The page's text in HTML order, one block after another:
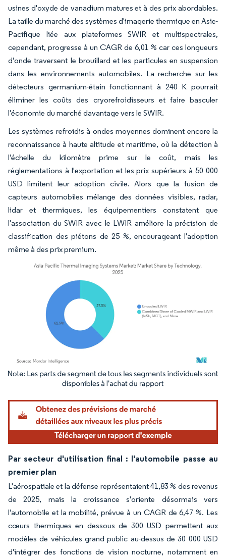
usines d'oxyde de vanadium matures et à des prix abordables.
La taille du marché des systèmes d'imagerie thermique en Asie-
Pacifique liée aux plateformes SWIR et multispectrales,
cependant, progresse à un CAGR de 6,01 % car ces longueurs
d'onde traversent le brouillard et les particules en suspension
dans les environnements automobiles. La recherche sur les
détecteurs germanium-étain fonctionnant à 240 K pourrait
éliminer les coûts des cryorefroidisseurs et faire basculer
l'économie du marché davantage vers le SWIR.
Les systèmes refroidis à ondes moyennes dominent encore la
reconnaissance à haute altitude et maritime, où la détection à
l'échelle du kilomètre prime sur le coût, mais les
réglementations à l'exportation et les prix supérieurs à 50 000
USD limitent leur adoption civile. Alors que la fusion de
capteurs automobiles mélange des données visibles, radar,
lidar et thermiques, les équipementiers constatent que
l'association du SWIR avec le LWIR améliore la précision de
classification des piétons de 25 %, encourageant l'adoption
même à des prix premium.
Image © Mordor Intelligence. La réutilisation nécessite une attribution sous CC BY
Par secteur d'utilisation final : l'automobile passe au
premier plan
L'aérospatiale et la défense représentaient 41,83 % des revenus
de 2025, mais la croissance s'oriente désormais vers
l'automobile et la mobilité, prévue à un CAGR de 6,47 %. Les
cœurs thermiques en dessous de 300 USD permettent aux
modèles de véhicules grand public au-dessus de 30 000 USD
d'intégrer des fonctions de vision nocturne, notamment en